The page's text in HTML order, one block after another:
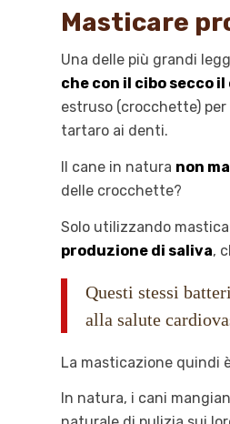
Masticare
Una delle più grandi
che con il cibo secco
estruso (crocchette)
tartaro ai denti.
Il cane in natura non
delle crocchette?
Solo utilizzando
produzione di saliva,
Questi stessi
alla salute
La masticazione quindi
In natura, i cani